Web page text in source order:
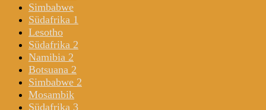
Simbabwe
Südafrika 1
Lesotho
Südafrika 2
Namibia 2
Botsuana 2
Simbabwe 2
Mosambik
Südafrika 3